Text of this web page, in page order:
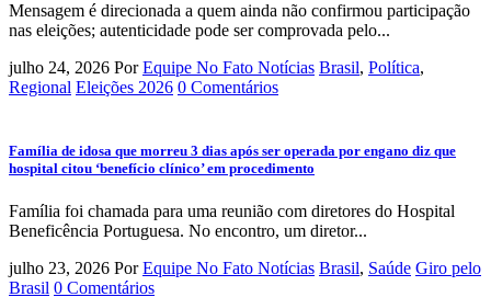
Mensagem é direcionada a quem ainda não confirmou participação
nas eleições; autenticidade pode ser comprovada pelo...
julho 24, 2026 Por Equipe No Fato Notícias Brasil, Política,
Regional Eleições 2026 0 Comentários
Família de idosa que morreu 3 dias após ser operada por engano diz que
hospital citou ‘benefício clínico’ em procedimento
Família foi chamada para uma reunião com diretores do Hospital
Beneficência Portuguesa. No encontro, um diretor...
julho 23, 2026 Por Equipe No Fato Notícias Brasil, Saúde Giro pelo
Brasil 0 Comentários